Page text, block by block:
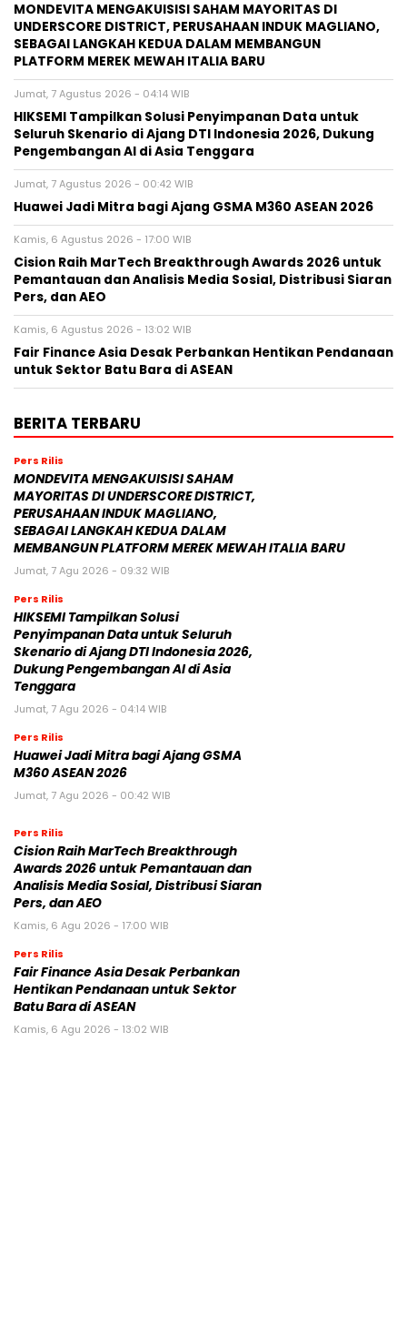
MONDEVITA MENGAKUISISI SAHAM MAYORITAS DI
UNDERSCORE DISTRICT, PERUSAHAAN INDUK MAGLIANO,
SEBAGAI LANGKAH KEDUA DALAM MEMBANGUN
PLATFORM MEREK MEWAH ITALIA BARU
Jumat, 7 Agustus 2026 - 04:14 WIB
HIKSEMI Tampilkan Solusi Penyimpanan Data untuk
Seluruh Skenario di Ajang DTI Indonesia 2026, Dukung
Pengembangan AI di Asia Tenggara
Jumat, 7 Agustus 2026 - 00:42 WIB
Huawei Jadi Mitra bagi Ajang GSMA M360 ASEAN 2026
Kamis, 6 Agustus 2026 - 17:00 WIB
Cision Raih MarTech Breakthrough Awards 2026 untuk
Pemantauan dan Analisis Media Sosial, Distribusi Siaran
Pers, dan AEO
Kamis, 6 Agustus 2026 - 13:02 WIB
Fair Finance Asia Desak Perbankan Hentikan Pendanaan
untuk Sektor Batu Bara di ASEAN
BERITA TERBARU
Pers Rilis
MONDEVITA MENGAKUISISI SAHAM
MAYORITAS DI UNDERSCORE DISTRICT,
PERUSAHAAN INDUK MAGLIANO,
SEBAGAI LANGKAH KEDUA DALAM
MEMBANGUN PLATFORM MEREK MEWAH ITALIA BARU
Jumat, 7 Agu 2026 - 09:32 WIB
Pers Rilis
HIKSEMI Tampilkan Solusi
Penyimpanan Data untuk Seluruh
Skenario di Ajang DTI Indonesia 2026,
Dukung Pengembangan AI di Asia
Tenggara
Jumat, 7 Agu 2026 - 04:14 WIB
Pers Rilis
Huawei Jadi Mitra bagi Ajang GSMA
M360 ASEAN 2026
Jumat, 7 Agu 2026 - 00:42 WIB
Pers Rilis
Cision Raih MarTech Breakthrough
Awards 2026 untuk Pemantauan dan
Analisis Media Sosial, Distribusi Siaran
Pers, dan AEO
Kamis, 6 Agu 2026 - 17:00 WIB
Pers Rilis
Fair Finance Asia Desak Perbankan
Hentikan Pendanaan untuk Sektor
Batu Bara di ASEAN
Kamis, 6 Agu 2026 - 13:02 WIB